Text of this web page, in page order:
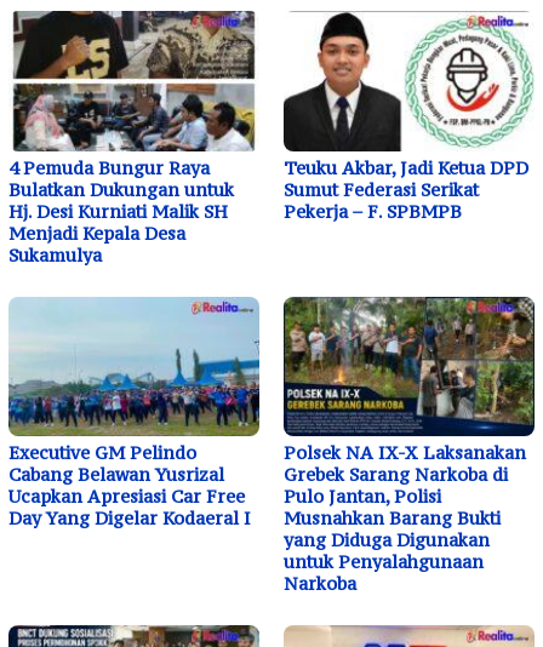
4 Pemuda Bungur Raya
Bulatkan Dukungan untuk
Hj. Desi Kurniati Malik SH
Menjadi Kepala Desa
Sukamulya
Teuku Akbar, Jadi Ketua DPD
Sumut Federasi Serikat
Pekerja – F. SPBMPB
Executive GM Pelindo
Cabang Belawan Yusrizal
Ucapkan Apresiasi Car Free
Day Yang Digelar Kodaeral I
Polsek NA IX-X Laksanakan
Grebek Sarang Narkoba di
Pulo Jantan, Polisi
Musnahkan Barang Bukti
yang Diduga Digunakan
untuk Penyalahgunaan
Narkoba